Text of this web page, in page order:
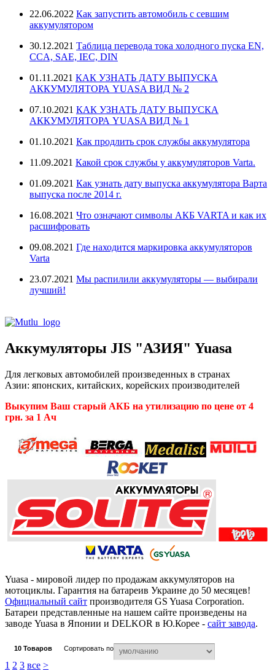
22.06.2022 Как запустить автомобиль с севшим
аккумулятором
30.12.2021 Таблица перевода тока холодного пуска EN,
CCA, SAE, IEC, DIN
01.11.2021 КАК УЗНАТЬ ДАТУ ВЫПУСКА
АККУМУЛЯТОРА YUASA ВИД № 2
07.10.2021 КАК УЗНАТЬ ДАТУ ВЫПУСКА
АККУМУЛЯТОРА YUASA ВИД № 1
01.10.2021 Как продлить срок службы аккумулятора
11.09.2021 Какой срок службы у аккумуляторов Varta.
01.09.2021 Как узнать дату выпуска аккумулятора Варта
выпуска после 2014 г.
16.08.2021 Что означают символы АКБ VARTA и как их
расшифровать
09.08.2021 Где находится маркировка аккумуляторов
Varta
23.07.2021 Мы распилили аккумуляторы — выбирали
лучший!
Аккумуляторы JIS "АЗИЯ" Yuasa
Для легковых автомобилей произведенных в странах
Азии: японских, китайских, корейских производителей
Выкупим Ваш старый АКБ на утилизацию по цене от 4
грн. за 1 Ач
Yuasa - мировой лидер по продажам аккумуляторов на
мотоциклы. Гарантия на батареив Украине до 50 месяцев!
Официальный сайт производителя GS Yuasa Corporation.
Батареи представленные на нашем сайте произведены на
заводе Yuasa в Японии и DELKOR в Ю.Корее - сайт завода.
10 Товаров Сортировать по
1 2 3 все >